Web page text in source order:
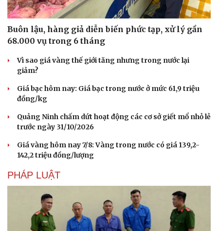
Buôn lậu, hàng giả diễn biến phức tạp, xử lý gần
68.000 vụ trong 6 tháng
Vì sao giá vàng thế giới tăng nhưng trong nước lại
giảm?
Giá bạc hôm nay: Giá bạc trong nước ở mức 61,9 triệu
đồng/kg
Quảng Ninh chấm dứt hoạt động các cơ sở giết mổ nhỏ lẻ
trước ngày 31/10/2026
Giá vàng hôm nay 7/8: Vàng trong nước có giá 139,2-
142,2 triệu đồng/lượng
PHÁP LUẬT